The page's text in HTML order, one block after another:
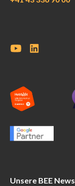
Unsere BEE News